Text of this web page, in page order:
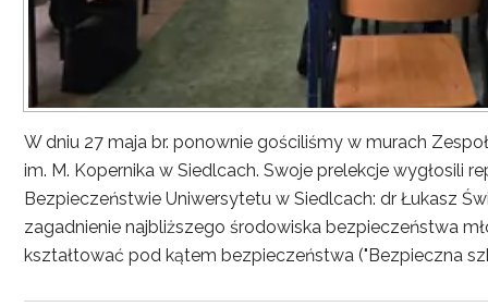
W dniu 27 maja br. ponownie gościliśmy w murach
im. M. Kopernika w Siedlcach. Swoje prelekcje wygłosili
Bezpieczeństwie Uniwersytetu w Siedlcach: dr Łukasz
zagadnienie najbliższego środowiska bezpieczeństwa
kształtować pod kątem bezpieczeństwa ("Bezpieczna